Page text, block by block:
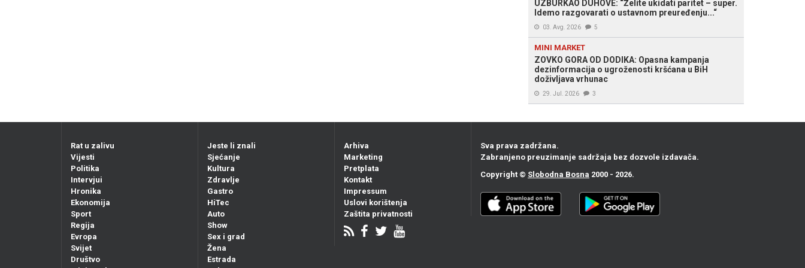
UZBURKAO DUHOVE: “Želite ukidati paritet – super.
Idemo razgovarati o ustavnom preuređenju...“
03. Avg. 2026 5
MINI MARKET
ZOVKO GORA OD DODIKA: Opasna kampanja
dezinformacija o ugroženosti kršćana u BiH
doživljava vrhunac
29. Jul. 2026 3
Rat u zalivu
Vijesti
Politika
Intervjui
Hronika
Ekonomija
Sport
Regija
Evropa
Svijet
Društvo
Jeste li znali
Sjećanje
Kultura
Zdravlje
Gastro
HiTec
Auto
Show
Sex i grad
Žena
Estrada
Arhiva
Marketing
Pretplata
Kontakt
Impressum
Uslovi korištenja
Zaštita privatnosti
Sva prava zadržana.
Zabranjeno preuzimanje sadržaja bez dozvole izdavača.
Copyright © Slobodna Bosna 2000 - 2026.